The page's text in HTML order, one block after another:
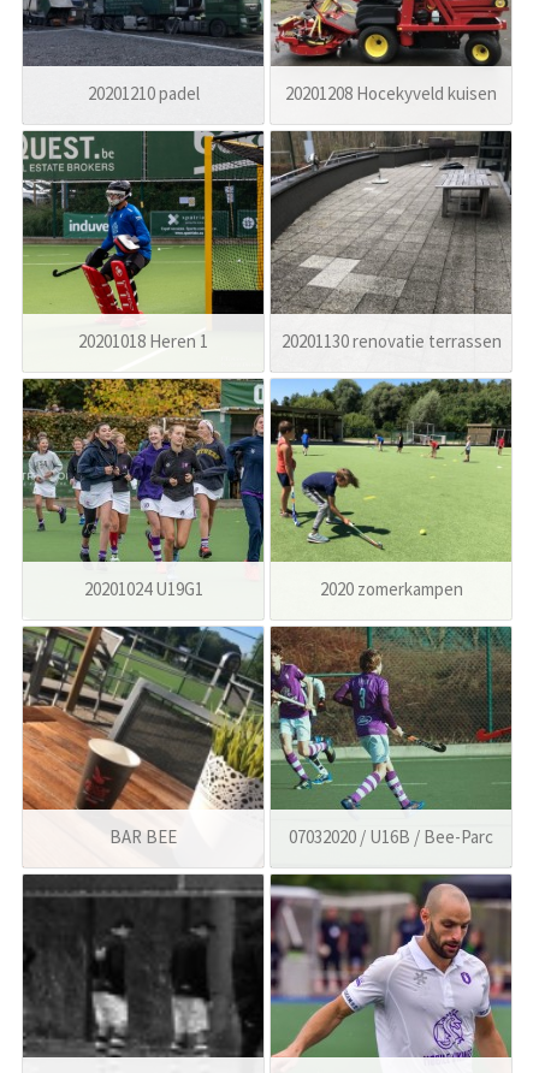
20201210 padel 20201208 Hocekyveld kuisen
20201018 Heren 1 20201130 renovatie terrassen
20201024 U19G1 2020 zomerkampen
BAR BEE 07032020 / U16B / Bee-Parc